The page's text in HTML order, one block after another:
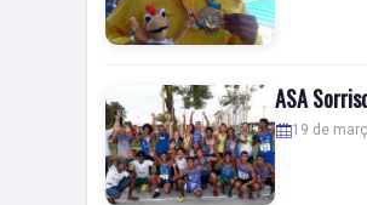
ASA
19 de